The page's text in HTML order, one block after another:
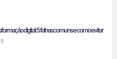
digital: 5 falhas comuns e como evitar